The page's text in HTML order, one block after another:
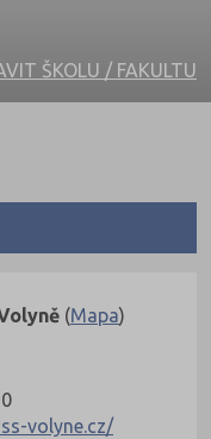
ŠKOLU / FAKULTU
(Mapa)
volyne.cz/